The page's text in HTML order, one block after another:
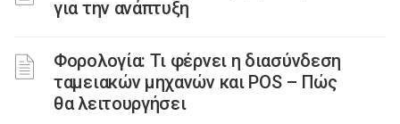
για την ανάπτυξη
Φορολογία: Τι φέρνει η διασύνδεση
ταμειακών μηχανών και POS – Πώς
θα λειτουργήσει